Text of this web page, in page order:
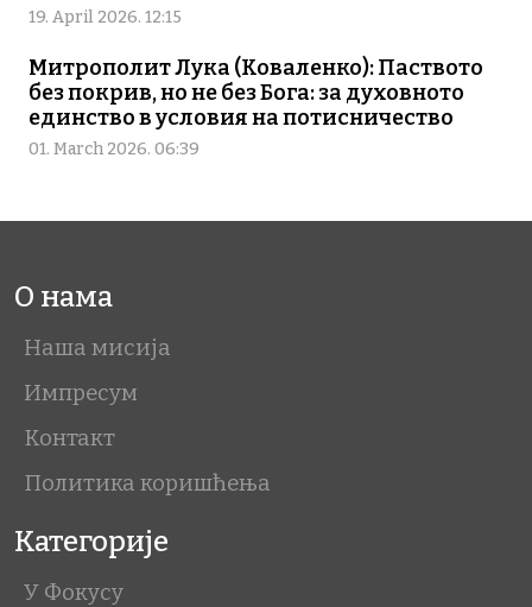
19. April 2026. 12:15
Митрополит Лука (Коваленко): Паството
без покрив, но не без Бога: за духовното
единство в условия на потисничество
01. March 2026. 06:39
О нама
Наша мисија
Импресум
Контакт
Политика коришћења
Категорије
У Фокусу